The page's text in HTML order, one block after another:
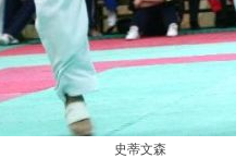
史蒂文森